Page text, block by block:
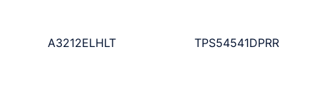
A3212ELHLT TPS54541DPRR